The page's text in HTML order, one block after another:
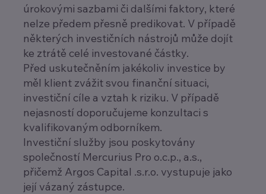
úrokovými sazbami či dalšími faktory, které
nelze předem přesně predikovat. V případě
některých investičních nástrojů může dojít
ke ztrátě celé investované částky.
Před uskutečněním jakékoliv investice by
měl klient zvážit svou finanční situaci,
investiční cíle a vztah k riziku. V případě
nejasností doporučujeme konzultaci s
kvalifikovaným odborníkem.
Investiční služby jsou poskytovány
společností Mercurius Pro o.c.p., a.s.,
přičemž Argos Capital .s.r.o. vystupuje jako
její vázaný zástupce.